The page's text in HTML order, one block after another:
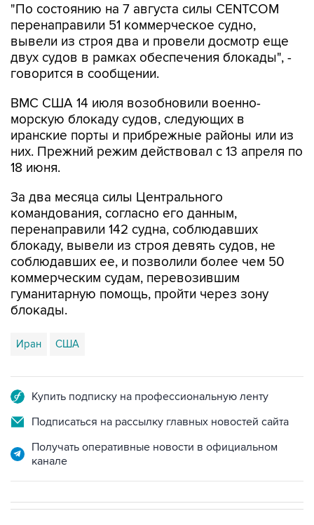
"По состоянию на 7 августа силы CENTCOM
перенаправили 51 коммерческое судно,
вывели из строя два и провели досмотр еще
двух судов в рамках обеспечения блокады", -
говорится в сообщении.
ВМС США 14 июля возобновили военно-
морскую блокаду судов, следующих в
иранские порты и прибрежные районы или из
них. Прежний режим действовал с 13 апреля по
18 июня.
За два месяца силы Центрального
командования, согласно его данным,
перенаправили 142 судна, соблюдавших
блокаду, вывели из строя девять судов, не
соблюдавших ее, и позволили более чем 50
коммерческим судам, перевозившим
гуманитарную помощь, пройти через зону
блокады.
Иран США
Купить подписку на профессиональную ленту
Подписаться на рассылку главных новостей сайта
Получать оперативные новости в официальном
канале